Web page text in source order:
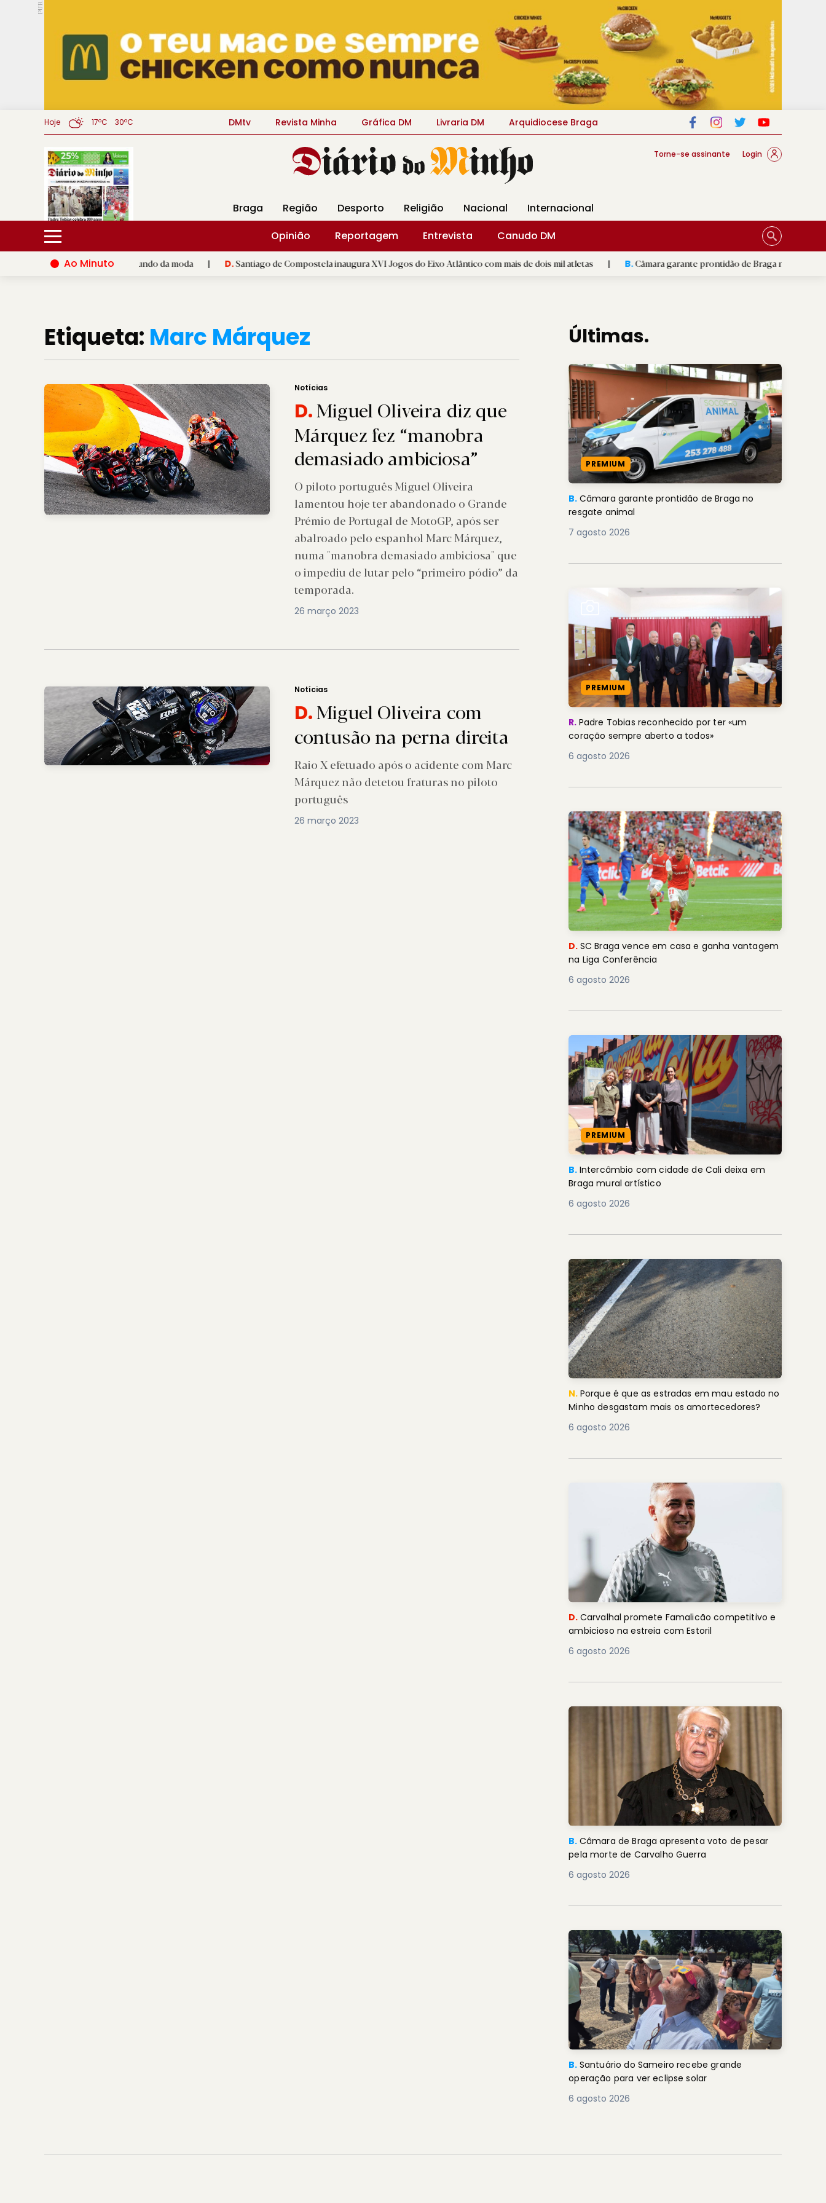
PUB.
Hoje 17ºC 30ºC DMtv Revista Minha Gráfica DM Livraria DM Arquidiocese Braga
Torne-se assinante Login
Braga Região Desporto Religião Nacional
Internacional
Opinião
Reportagem Entrevista
Canudo DM
Ao Minuto
e à inovação do mundo da moda | D.Santiago de Compostela inaugura XVI Jogos do Eixo Atlântico com mais de dois mil atletas | B.Câmara garante prontidão de Braga no resgate animal
Etiqueta: Marc Márquez
Notícias
D.Miguel Oliveira diz que
Márquez fez “manobra
demasiado ambiciosa”
O piloto português Miguel Oliveira
lamentou hoje ter abandonado o Grande
Prémio de Portugal de MotoGP, após ser
abalroado pelo espanhol Marc Márquez,
numa "manobra demasiado ambiciosa" que
o impediu de lutar pelo “primeiro pódio” da
temporada.
26 março 2023
Notícias
D.Miguel Oliveira com
contusão na perna direita
Raio X efetuado após o acidente com Marc
Márquez não detetou fraturas no piloto
português
26 março 2023
Últimas.
PREMIUM
B. Câmara garante prontidão de Braga no
resgate animal
7 agosto 2026
PREMIUM
R. Padre Tobias reconhecido por ter «um
coração sempre aberto a todos»
6 agosto 2026
D. SC Braga vence em casa e ganha vantagem
na Liga Conferência
6 agosto 2026
PREMIUM
B. Intercâmbio com cidade de Cali deixa em
Braga mural artístico
6 agosto 2026
N. Porque é que as estradas em mau estado no
Minho desgastam mais os amortecedores?
6 agosto 2026
D. Carvalhal promete Famalicão competitivo e
ambicioso na estreia com Estoril
6 agosto 2026
B. Câmara de Braga apresenta voto de pesar
pela morte de Carvalho Guerra
6 agosto 2026
B. Santuário do Sameiro recebe grande
operação para ver eclipse solar
6 agosto 2026